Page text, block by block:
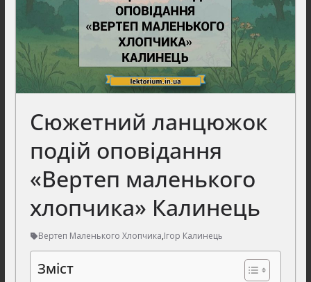
Сюжетний ланцюжок
подій оповідання
«Вертеп маленького
хлопчика» Калинець
Вертеп Маленького Хлопчика,Ігор Калинець
Зміст